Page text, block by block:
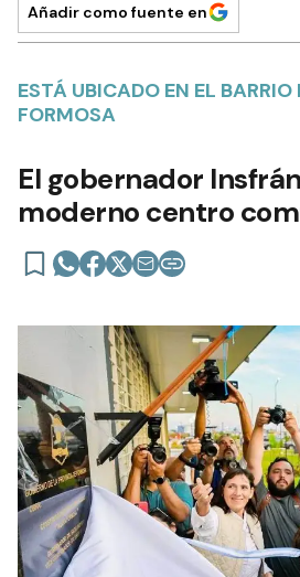
Añadir como fuente en
ESTÁ UBICADO EN EL
FORMOSA
El gobernador
moderno centro